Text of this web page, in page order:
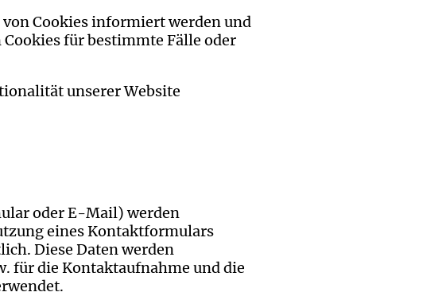
von Cookies informiert werden und
für bestimmte Fälle oder
unserer Website
oder E-Mail) werden
eines Kontaktformulars
Diese Daten werden
für die Kontaktaufnahme und die